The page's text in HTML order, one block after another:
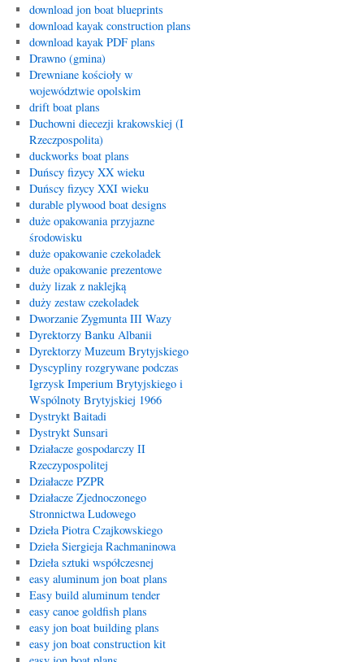
download jon boat blueprints
download kayak construction plans
download kayak PDF plans
Drawno (gmina)
Drewniane kościoły w
województwie opolskim
drift boat plans
Duchowni diecezji krakowskiej (I
Rzeczpospolita)
duckworks boat plans
Duńscy fizycy XX wieku
Duńscy fizycy XXI wieku
durable plywood boat designs
duże opakowania przyjazne
środowisku
duże opakowanie czekoladek
duże opakowanie prezentowe
duży lizak z naklejką
duży zestaw czekoladek
Dworzanie Zygmunta III Wazy
Dyrektorzy Banku Albanii
Dyrektorzy Muzeum Brytyjskiego
Dyscypliny rozgrywane podczas
Igrzysk Imperium Brytyjskiego i
Wspólnoty Brytyjskiej 1966
Dystrykt Baitadi
Dystrykt Sunsari
Działacze gospodarczy II
Rzeczypospolitej
Działacze PZPR
Działacze Zjednoczonego
Stronnictwa Ludowego
Dzieła Piotra Czajkowskiego
Dzieła Siergieja Rachmaninowa
Dzieła sztuki współczesnej
easy aluminum jon boat plans
Easy build aluminum tender
easy canoe goldfish plans
easy jon boat building plans
easy jon boat construction kit